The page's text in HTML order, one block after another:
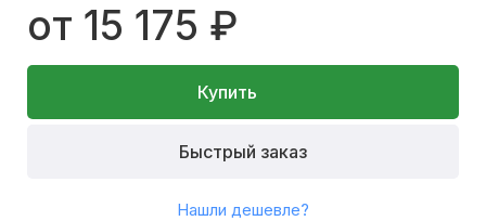
от 15 175 ₽
Купить
Быстрый заказ
Нашли дешевле?